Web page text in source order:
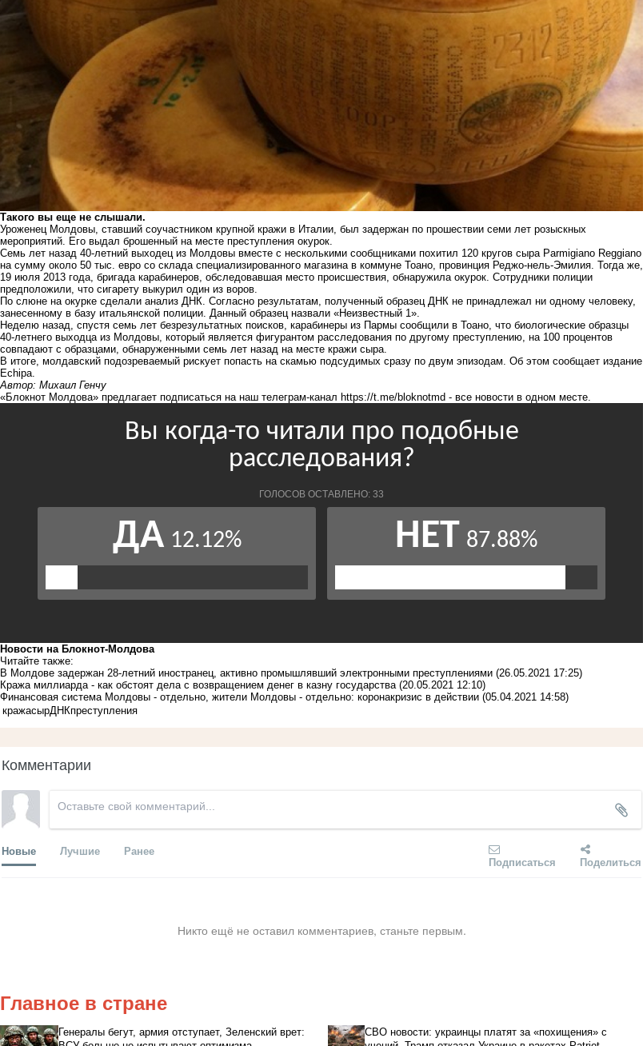
Такого вы еще не слышали.
Уроженец Молдовы, ставший соучастником крупной кражи в Италии, был задержан по прошествии семи лет розыскных
мероприятий. Его выдал брошенный на месте преступления окурок.
Семь лет назад 40-летний выходец из Молдовы вместе с несколькими сообщниками похитил 120 кругов сыра Parmigiano Reggiano
на сумму около 50 тыс. евро со склада специализированного магазина в коммуне Тоано, провинция Реджо-нель-Эмилия. Тогда же,
19 июля 2013 года, бригада карабинеров, обследовавшая место происшествия, обнаружила окурок. Сотрудники полиции
предположили, что сигарету выкурил один из воров.
По слюне на окурке сделали анализ ДНК. Согласно результатам, полученный образец ДНК не принадлежал ни одному человеку,
занесенному в базу итальянской полиции. Данный образец назвали «Неизвестный 1».
Неделю назад, спустя семь лет безрезультатных поисков, карабинеры из Пармы сообщили в Тоано, что биологические образцы
40-летнего выходца из Молдовы, который является фигурантом расследования по другому преступлению, на 100 процентов
совпадают с образцами, обнаруженными семь лет назад на месте кражи сыра.
В итоге, молдавский подозреваемый рискует попасть на скамью подсудимых сразу по двум эпизодам. Об этом сообщает издание
Echipa.
Автор: Михаил Генчу
«Блокнот Молдова» предлагает подписаться на наш телеграм-канал https://t.me/bloknotmd - все новости в одном месте.
Новости на Блoкнoт-Молдова
Читайте также:
В Молдове задержан 28-летний иностранец, активно промышлявший электронными преступлениями (26.05.2021 17:25)
Кража миллиарда - как обстоят дела с возвращением денег в казну государства (20.05.2021 12:10)
Финансовая система Молдовы - отдельно, жители Молдовы - отдельно: коронакризис в действии (05.04.2021 14:58)
кражасырДНКпреступления
Комментарии
Новые Лучшие Ранее
Подписаться Поделиться
Никто ещё не оставил комментариев, станьте первым.
Главное в стране
Генералы бегут, армия отступает, Зеленский врет:
СВО новости: украинцы платят за «похищения» с